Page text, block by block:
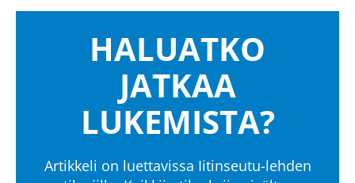
HALUATKO
JATKAA
LUKEMISTA?
Artikkeli on luettavissa Iitinseutu-lehden